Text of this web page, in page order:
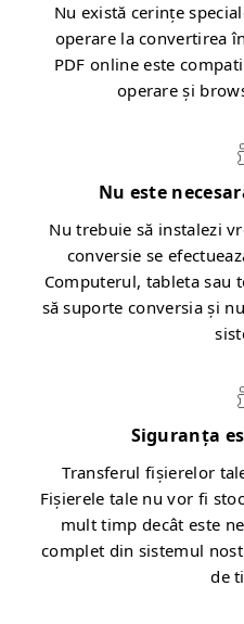
Nu există cerințe
operare la convertirea
PDF online este
operare și
Nu este
Nu trebuie să instalezi
conversie se
Computerul, tableta sau
să suporte conversia și
Siguranța
Transferul fișierelor
Fișierele tale nu vor fi
mult timp decât este
complet din sistemul
de